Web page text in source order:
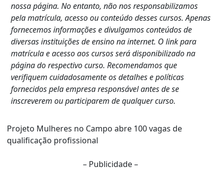
nossa página. No entanto, não nos responsabilizamos
pela matrícula, acesso ou conteúdo desses cursos. Apenas
fornecemos informações e divulgamos conteúdos de
diversas instituições de ensino na internet. O link para
matrícula e acesso aos cursos será disponibilizado na
página do respectivo curso. Recomendamos que
verifiquem cuidadosamente os detalhes e políticas
fornecidos pela empresa responsável antes de se
inscreverem ou participarem de qualquer curso.
Projeto Mulheres no Campo abre 100 vagas de
qualificação profissional
– Publicidade –